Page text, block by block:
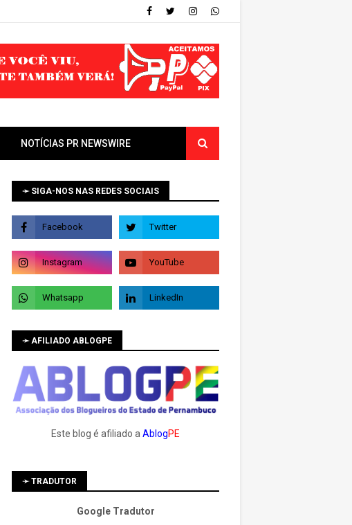
NOTÍCIAS PR NEWSWIRE
➛ SIGA-NOS NAS REDES SOCIAIS
➛ AFILIADO ABLOGPE
Este blog é afiliado a AblogPE
➛ TRADUTOR
Google Tradutor